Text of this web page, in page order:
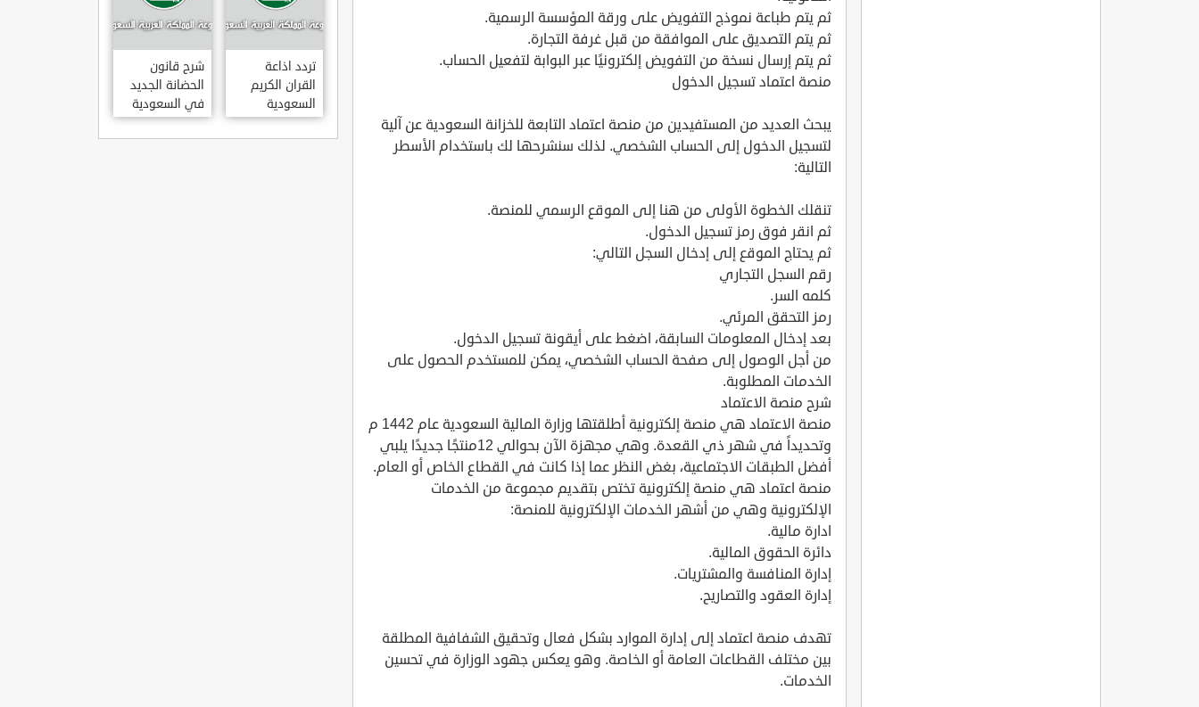
ثم يتم طباعة نموذج التفويض على ورقة المؤسسة الرسمية.
ثم يتم التصديق على الموافقة من قبل غرفة التجارة.
ثم يتم إرسال نسخة من التفويض إلكترونيًا عبر البوابة لتفعيل الحساب.
منصة اعتماد تسجيل الدخول
يبحث العديد من المستفيدين من منصة اعتماد التابعة للخزانة السعودية عن آلية
لتسجيل الدخول إلى الحساب الشخصي. لذلك سنشرحها لك باستخدام الأسطر
التالية:
تنقلك الخطوة الأولى من هنا إلى الموقع الرسمي للمنصة.
ثم انقر فوق رمز تسجيل الدخول.
ثم يحتاج الموقع إلى إدخال السجل التالي:
رقم السجل التجاري
كلمه السر.
رمز التحقق المرئي.
بعد إدخال المعلومات السابقة، اضغط على أيقونة تسجيل الدخول.
من أجل الوصول إلى صفحة الحساب الشخصي، يمكن للمستخدم الحصول على
الخدمات المطلوبة.
شرح منصة الاعتماد
منصة الاعتماد هي منصة إلكترونية أطلقتها وزارة المالية السعودية عام 1442 م
وتحديداً في شهر ذي القعدة. وهي مجهزة الآن بحوالي 12منتجًا جديدًا يلبي
أفضل الطبقات الاجتماعية، بغض النظر عما إذا كانت في القطاع الخاص أو العام.
منصة اعتماد هي منصة إلكترونية تختص بتقديم مجموعة من الخدمات
الإلكترونية وهي من أشهر الخدمات الإلكترونية للمنصة:
ادارة مالية.
دائرة الحقوق المالية.
إدارة المنافسة والمشتريات.
إدارة العقود والتصاريح.
تهدف منصة اعتماد إلى إدارة الموارد بشكل فعال وتحقيق الشفافية المطلقة
بين مختلف القطاعات العامة أو الخاصة. وهو يعكس جهود الوزارة في تحسين
الخدمات.
تردد اذاعة
القران الكريم
السعودية
شرح قانون
الحضانة الجديد
في السعودية
2022 PDF